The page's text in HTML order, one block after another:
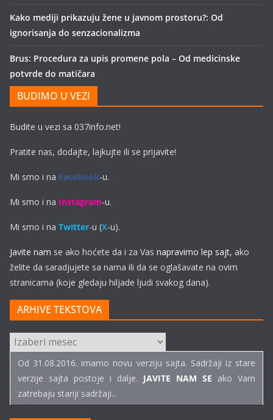
Kako mediji prikazuju žene u javnom prostoru?: Od
ignorisanja do senzacionalizma
Brus: Procedura za upis promene pola – Od medicinske
potvrde do matičara
BUDIMO U VEZI
Budite u vezi sa 037info.net!
Pratite nas, dodajte, lajkujte ili se prijavite!
Mi smo i na Facebook-u.
Mi smo i na Instagram-u.
Mi smo i na Twitter-u (X-u).
Javite nam se ako hoćete da i za Vas napravimo lep sajt, ako
želite da saradjujete sa nama ili da se oglašavate na ovim
stranicama (koje gledaju hiljade ljudi svakog dana).
ARHIVE TEKSTOVA
ARHIVE
TEKSTOVA
Od 31.08.2016. imamo novu verziju sajta. Sadržaji iz stare
verzije sajta postoje i dalje. JAVITE NAM SE ako Vam
zatrebaju stariji sadržaji...